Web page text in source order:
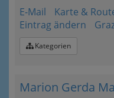
E-Mail
Karte &
Eintrag ändern
Kategorien
Marion Gerda